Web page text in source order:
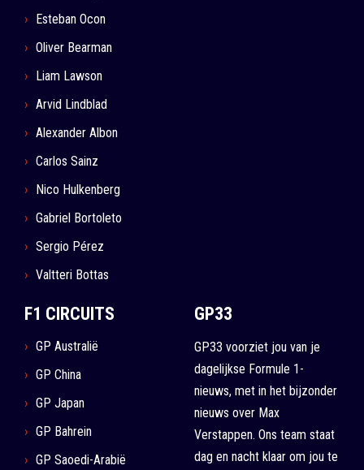
Esteban Ocon
Oliver Bearman
Liam Lawson
Arvid Lindblad
Alexander Albon
Carlos Sainz
Nico Hulkenberg
Gabriel Bortoleto
Sergio Pérez
Valtteri Bottas
F1 CIRCUITS
GP Australië
GP China
GP Japan
GP Bahrein
GP Saoedi-Arabië
GP33
GP33 voorziet jou van je
dagelijkse Formule 1-
nieuws, met in het bijzonder
nieuws over Max
Verstappen. Ons team staat
dag en nacht klaar om jou te